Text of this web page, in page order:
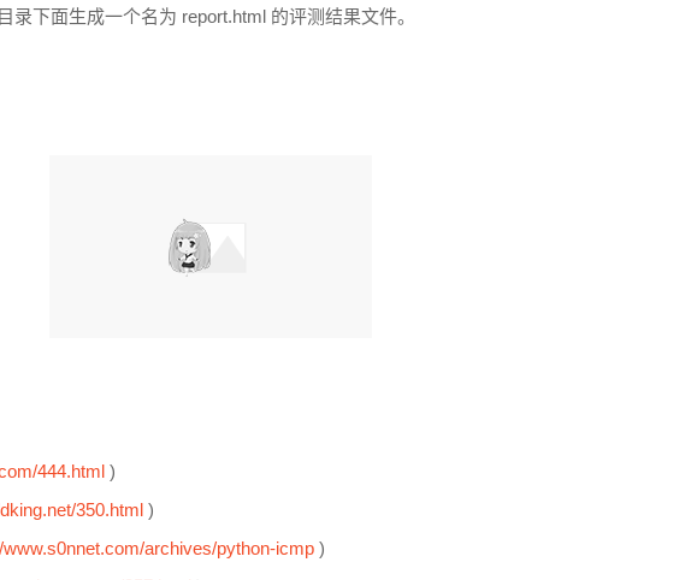
录下面生成一个名为 report.html 的评测结果文件。
444.html )
350.html )
www.s0nnet.com/archives/python-icmp )